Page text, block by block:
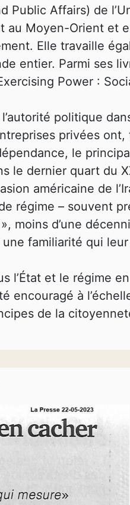
Public Affairs) de
au Moyen-Orient et
Elle travaille
entier. Parmi ses
Power :
politique
privées
le
le dernier quart du
américaine de
régime – souvent
moins d’une
familiarité qui leur
l’État et le régime
encouragé à
de la